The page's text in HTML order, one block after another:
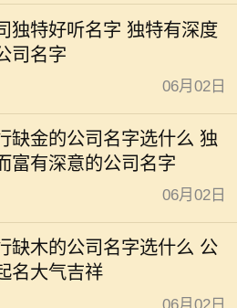
独特好听名字 独特有深度
司名字
06月02日
缺金的公司名字选什么 独
富有深意的公司名字
06月02日
缺木的公司名字选什么 公
名大气吉祥
06月02日